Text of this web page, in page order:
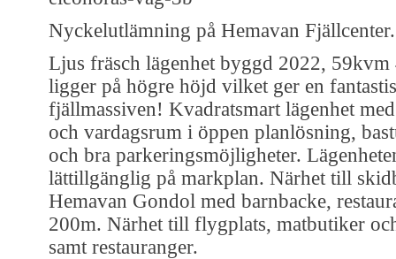
Nyckelutlämning på Hemavan Fjällcenter.
Ljus fräsch lägenhet byggd 2022, 59kvm
ligger på högre höjd vilket ger en
fjällmassiven! Kvadratsmart lägenhet
och vardagsrum i öppen planlösning,
och bra parkeringsmöjligheter.
lättillgänglig på markplan. Närhet till
Hemavan Gondol med barnbacke,
200m. Närhet till flygplats, matbutiker
samt restauranger.